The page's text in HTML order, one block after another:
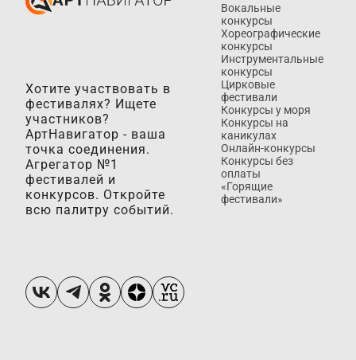
Хотите участвовать в
фестивалях? Ищете
участников?
АртНавигатор - ваша
точка соединения.
Агрегатор №1
фестивалей и
конкурсов. Откройте
всю палитру событий.
Вокальные
конкурсы
Хореографические
конкурсы
Инструментальные
конкурсы
Цирковые
фестивали
Конкурсы у моря
Конкурсы на
каникулах
Онлайн-конкурсы
Конкурсы без
оплаты
«Горящие
фестивали»